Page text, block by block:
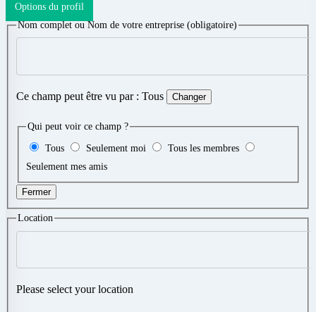
Options du profil
Nom complet ou Nom de votre entreprise (obligatoire)
Ce champ peut être vu par : Tous Changer
Qui peut voir ce champ ?
Tous Seulement moi
Tous les membres
Seulement mes amis
Fermer
Location
Please select your location